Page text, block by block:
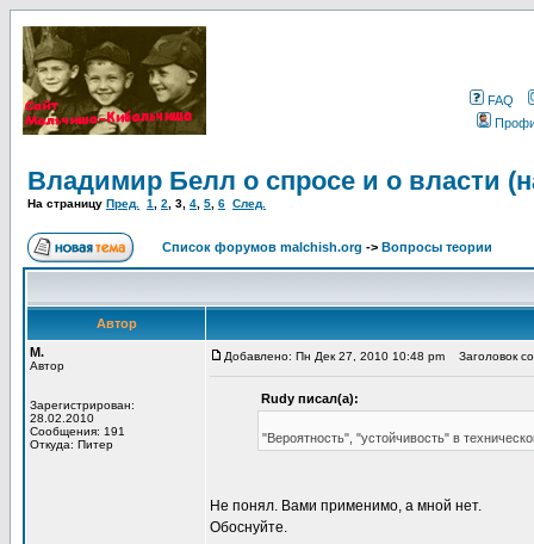
FAQ
Владимир Белл о спросе и о власти
На страницу Пред. 1 2 3 4 5 6 След.
Список форумов malchish.org -> Вопросы теории
Автор
М.
Автор
Зарегистрирован:
28.02.2010
Сообщения: 191
Откуда: Питер
Добавлено: Пн Дек 27, 2010 10:48 pm Заголовок
Rudy писал(а):
"Вероятность", "устойчивость" в
Не понял. Вами применимо, а мной нет.
Обоснуйте.